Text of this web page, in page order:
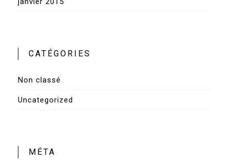
CATÉGORIES
Non classé
Uncategorized
MÉTA